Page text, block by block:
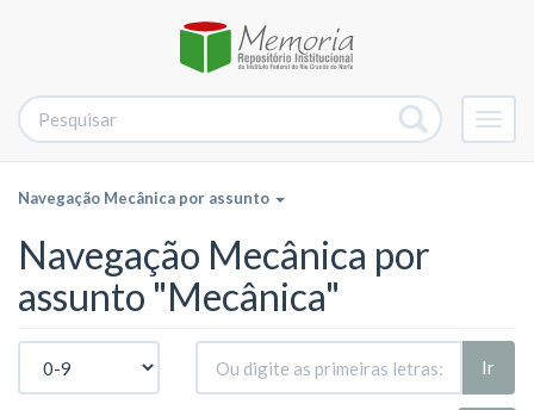
Navegação Mecânica por assunto
Navegação Mecânica por
assunto "Mecânica"
Ir